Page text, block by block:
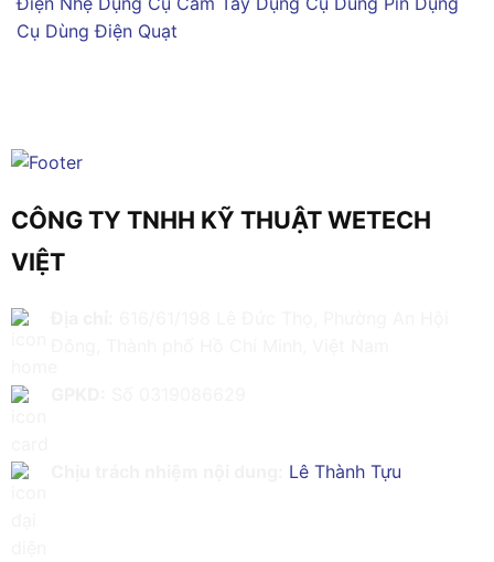
Cụ Dùng Điện Quạt
CÔNG TY TNHH KỸ THUẬT WETECH
VIỆT
Lê Thành Tựu